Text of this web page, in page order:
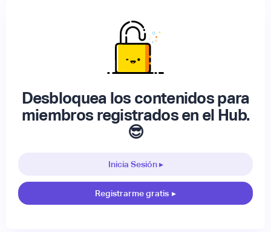
Desbloquea los contenidos para
miembros registrados en el Hub.
😎
Inicia Sesión ▸
Registrarme gratis ▸